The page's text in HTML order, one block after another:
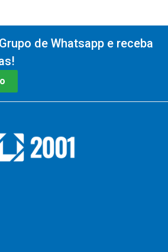
de Whatsapp e receba